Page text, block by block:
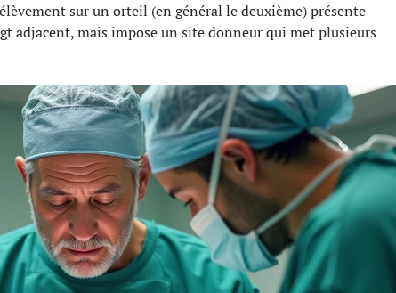
sur un orteil (en général le deuxième) présente
adjacent, mais impose un site donneur qui met plusieurs